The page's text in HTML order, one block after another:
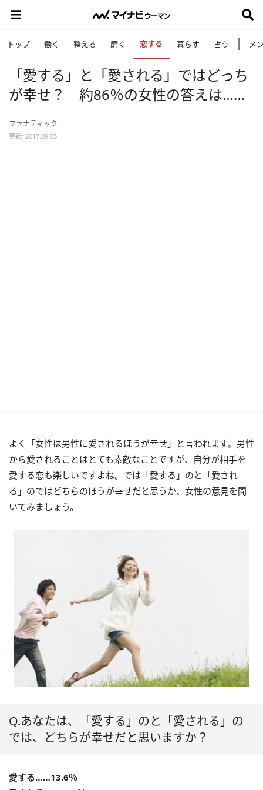
トップ 働く 整える 磨く 恋する 暮らす 占う メ
「愛する」と「愛される」ではどっち
が幸せ？ 約86％の女性の答えは……
ファナティック
更新: 2017.09.05
よく「女性は男性に愛されるほうが幸せ」と言われます。男性
から愛されることはとても素敵なことですが、自分が相手を
愛する恋も楽しいですよね。では「愛する」のと「愛され
る」のではどちらのほうが幸せだと思うか、女性の意見を聞
いてみましょう。
Q.あなたは、「愛する」のと「愛される」の
では、どちらが幸せだと思いますか？
愛する……13.6％